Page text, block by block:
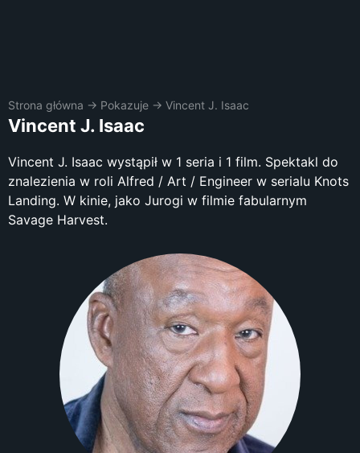
Strona główna → Pokazuje → Vincent J. Isaac
Vincent J. Isaac
Vincent J. Isaac wystąpił w 1 seria i 1 film. Spektakl do
znalezienia w roli Alfred / Art / Engineer w serialu Knots
Landing. W kinie, jako Jurogi w filmie fabularnym
Savage Harvest.